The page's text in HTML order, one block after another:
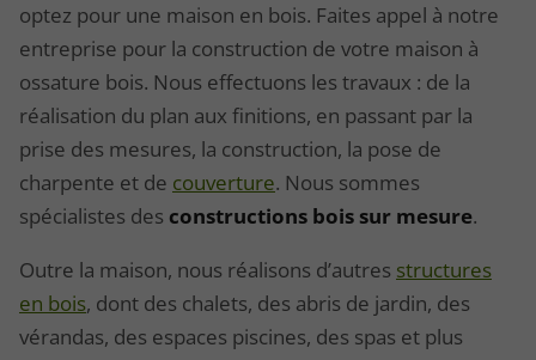
optez pour une maison en bois. Faites appel à notre
entreprise pour la construction de votre maison à
ossature bois. Nous effectuons les travaux : de la
réalisation du plan aux finitions, en passant par la
prise des mesures, la construction, la pose de
charpente et de couverture. Nous sommes
spécialistes des constructions bois sur mesure.
Outre la maison, nous réalisons d’autres structures
en bois, dont des chalets, des abris de jardin, des
vérandas, des espaces piscines, des spas et plus